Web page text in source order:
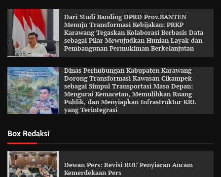
Dari Studi Banding DPRD Prov.BANTEN
Menuju Transformasi Kebijakan: PRKP
Karawang Tegaskan Kolaborasi Berbasis Data
sebagai Pilar Mewujudkan Hunian Layak dan
Pembangunan Permukiman Berkelanjutan
Dinas Perhubungan Kabupaten Karawang
Dorong Transformasi Kawasan Cikampek
sebagai Simpul Transportasi Masa Depan:
Mengurai Kemacetan, Memulihkan Ruang
Publik, dan Menyiapkan Infrastruktur KRL
yang Terintegrasi
Box Redaksi
Dewan Pers: Revisi RUU Penyiaran Ancam
Kemerdekaan Pers